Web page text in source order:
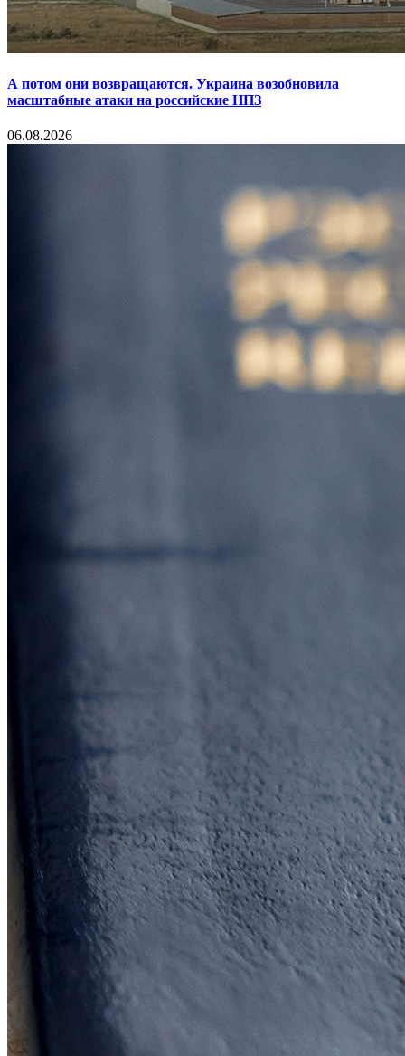
А потом они возвращаются. Украина возобновила
масштабные атаки на российские НПЗ
06.08.2026